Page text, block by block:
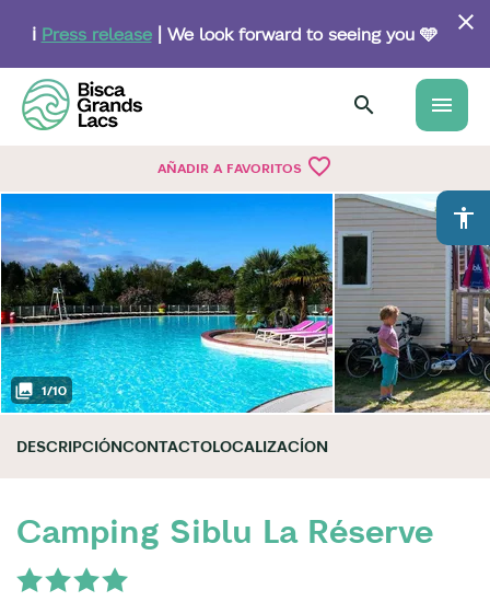
content
ℹ️ Press release| We look forward to seeing you 🩵
menu
AÑADIR A FAVORITOS favorite_border
accessibility
1/10
DESCRIPCIÓNCONTACTOLOCALIZACÍON
Camping Siblu La Réserve